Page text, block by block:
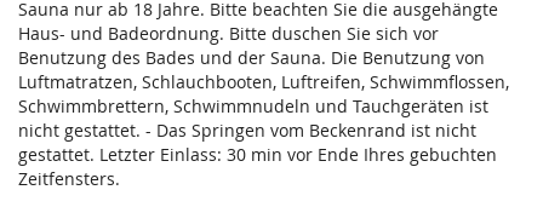
Sauna nur ab 18 Jahre. Bitte beachten Sie die ausgehängte
Haus- und Badeordnung. Bitte duschen Sie sich vor
Benutzung des Bades und der Sauna. Die Benutzung von
Luftmatratzen, Schlauchbooten, Luftreifen, Schwimmflossen,
Schwimmbrettern, Schwimmnudeln und Tauchgeräten ist
nicht gestattet. - Das Springen vom Beckenrand ist nicht
gestattet. Letzter Einlass: 30 min vor Ende Ihres gebuchten
Zeitfensters.